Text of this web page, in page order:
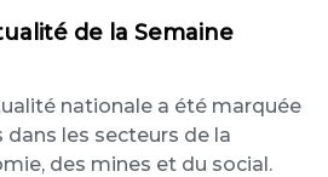
de la Semaine
nationale a été marquée
les secteurs de la
des mines et du social.